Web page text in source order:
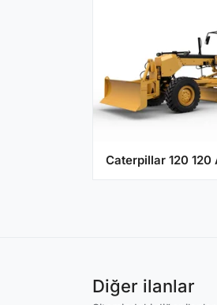
Caterpillar 120
Diğer ilanlar